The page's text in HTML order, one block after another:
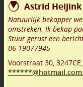
Astrid Heijink
Natuurlijk bekapper
omstreken. Ik bekap
Stuur gerust een
06-19077945
Voorstraat 30, 3247CE,
******@hotmail.com,